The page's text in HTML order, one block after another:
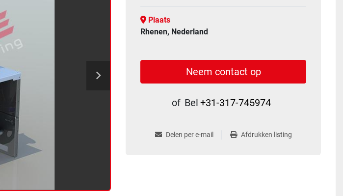
Plaats
Rhenen, Nederland
Neem contact op
of Bel +31-317-745974
Delen per e-mail Afdrukken listing